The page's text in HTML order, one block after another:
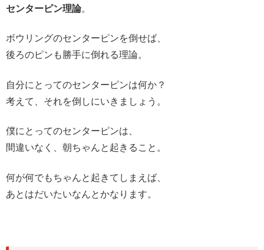
センターピン理論。
ボウリングのセンターピンを倒せば、
後ろのピンも勝手に倒れる理論。
自分にとってのセンターピンは何か？
考えて、それを倒しにいきましょう。
僕にとってのセンターピンは、
間違いなく、朝ちゃんと起きること。
何が何でもちゃんと起きてしまえば、
あとはだいたいなんとかなります。